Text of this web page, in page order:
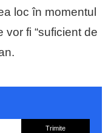
loc în momentul
fi “suficient de
Trimite